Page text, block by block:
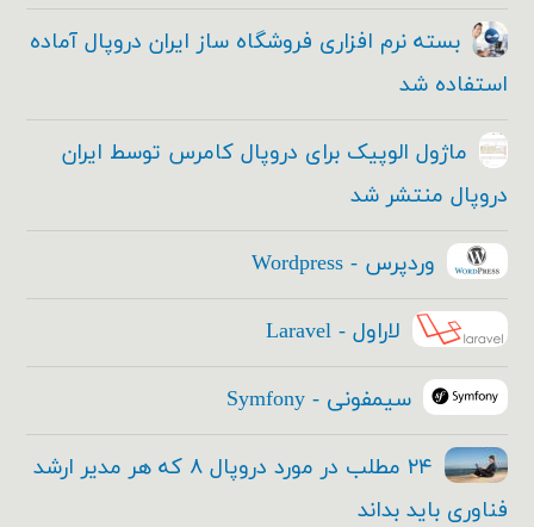
بسته نرم افزاری فروشگاه ساز ایران دروپال آماده
استفاده شد
ماژول الوپیک برای دروپال کامرس توسط ایران
دروپال منتشر شد
وردپرس - Wordpress
لاراول - Laravel
سیمفونی - Symfony
۲۴ مطلب در مورد دروپال ۸ که هر مدیر ارشد
فناوری باید بداند